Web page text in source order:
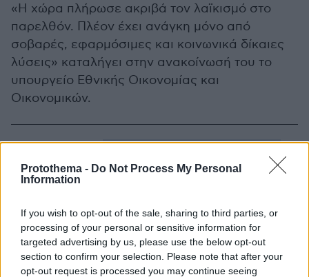
Protothema - Do Not Process My Personal
Information
If you wish to opt-out of the sale, sharing to third parties, or
processing of your personal or sensitive information for
targeted advertising by us, please use the below opt-out
section to confirm your selection. Please note that after your
opt-out request is processed you may continue seeing
«Η χώρα πλήρωσε ακριβά τον λαϊκισμό στο
παρελθόν. Πλέον έχει ανάγκη μόνο από
σοβαρές, εφαρμόσιμες και κοινωνικά δίκαιες
λύσεις» καταλήγει στην ανακοίνωσή του το
υπουργείο Εθνικής Οικονομίας και
Οικονομικών.
Ακολουθήστε τοprotothema.gr στο Google News
και μάθετε πρώτοι όλες τις ειδήσεις
και τον Κόσμο, τη στιγμή που συμβαίνουν, στο
Protothema.gr